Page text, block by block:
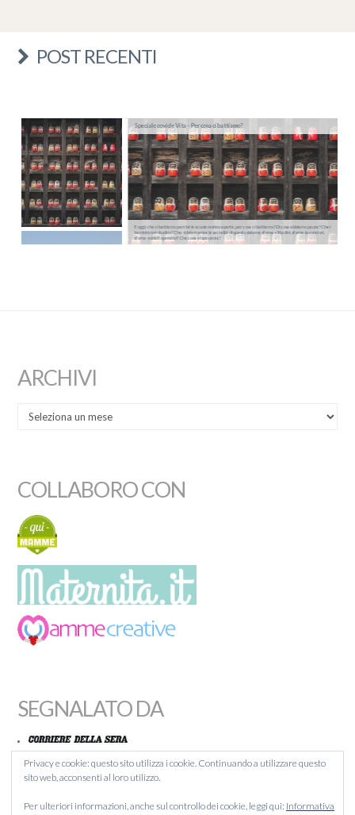
POST RECENTI
E oggi, che ci battiamo perché le scuole restino aperte, per cosa ci battiamo? Di cosa abbiamo paura? Che i
bambini non studino? Che si interrompa la sacralità di questo sistema sforna-cittadini, sforna-lavoratori,
sforna-soldati operativi? Che cosa vi spaventa?
Speciale covid e Vita - Per cosa ci battiamo?
ARCHIVI
COLLABORO CON
SEGNALATO DA
MAMMACHEBLOG
Privacy e cookie: questo sito utilizza i cookie. Continuando a utilizzare questo
sito web, acconsenti al loro utilizzo.
Per ulteriori informazioni, anche sul controllo dei cookie, leggi qui: Informativa